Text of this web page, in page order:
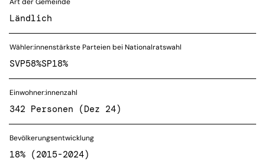
Ländlich
Wähler:innenstärkste Parteien bei Nationalratswahl
SVP58%SP18%
Einwohner:innenzahl
342 Personen (Dez 24)
Bevölkerungsentwicklung
18% (2015-2024)